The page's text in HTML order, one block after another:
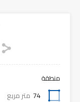
منطقة
74 متر مربع